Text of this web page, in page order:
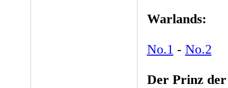
Warlands:
No.1 - No.2
Der Prinz